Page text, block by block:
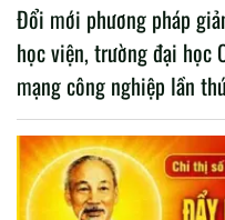
Đổi mới phương pháp
học viện, trường đại học
mạng công nghiệp lần